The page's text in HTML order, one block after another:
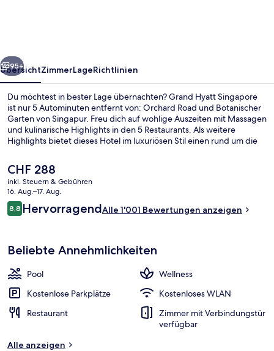
Weiter
95+
ÜbersichtZimmerLageRichtlinien
Du möchtest in bester Lage übernachten? Grand Hyatt Singapore
ist nur 5 Autominuten entfernt von: Orchard Road und Botanischer
Garten von Singapur. Freu dich auf wohlige Auszeiten mit Massagen
und kulinarische Highlights in den 5 Restaurants. Als weitere
Highlights bietet dieses Hotel im luxuriösen Stil einen rund um die
Die öffentlichen Verkehrsmittel sind nur einen kurzen Fußmarsch
entfernt: Zur U-Bahn-Station Orchard sind es 4 Minuten und zur U-
Bahn-Station Somerset 12 Minuten.
Der
aktuelle
Preis
beträgt
CHF 288.
CHF 288
inkl. Steuern & Gebühren
16. Aug.–17. Aug.
Bewertungen
8,88,8 von 10.
HervorragendAlle 1'001 Bewertungen anzeigen
Beliebte Annehmlichkeiten
Pool
Wellness
Kostenlose Parkplätze
Kostenloses WLAN
Restaurant
Zimmer mit Verbindungstür
verfügbar
Alle anzeigen